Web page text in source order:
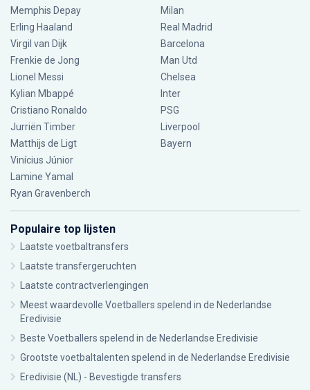
Memphis Depay
Erling Haaland
Virgil van Dijk
Frenkie de Jong
Lionel Messi
Kylian Mbappé
Cristiano Ronaldo
Jurriën Timber
Matthijs de Ligt
Vinícius Júnior
Lamine Yamal
Ryan Gravenberch
Milan
Real Madrid
Barcelona
Man Utd
Chelsea
Inter
PSG
Liverpool
Bayern
Populaire top lijsten
Laatste voetbaltransfers
Laatste transfergeruchten
Laatste contractverlengingen
Meest waardevolle Voetballers spelend in de Nederlandse
Eredivisie
Beste Voetballers spelend in de Nederlandse Eredivisie
Grootste voetbaltalenten spelend in de Nederlandse Eredivisie
Eredivisie (NL) - Bevestigde transfers